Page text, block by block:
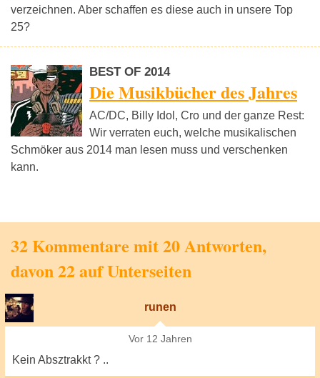
verzeichnen. Aber schaffen es diese auch in unsere Top
25?
BEST OF 2014
Die Musikbücher des Jahres
AC/DC, Billy Idol, Cro und der ganze Rest:
Wir verraten euch, welche musikalischen
Schmöker aus 2014 man lesen muss und verschenken
kann.
32 Kommentare mit 20 Antworten,
davon 22 auf Unterseiten
runen
Vor 12 Jahren
Kein Absztrakkt ? ..